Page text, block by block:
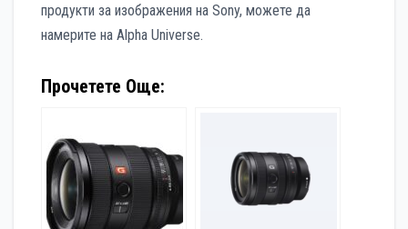
продукти за изображения на Sony, можете да
намерите на Alpha Universe.
Прочетете Още: